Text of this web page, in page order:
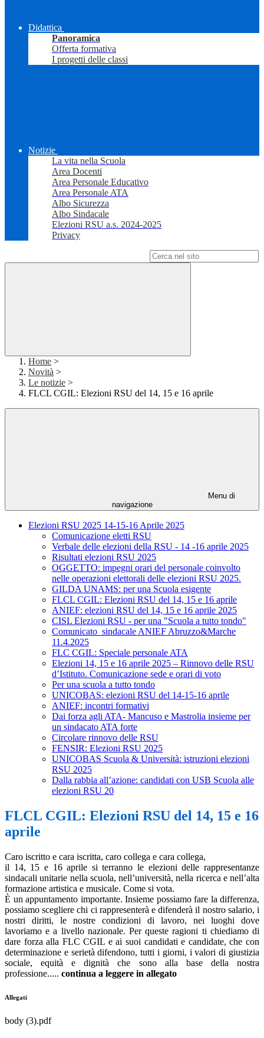
Didattica
Panoramica
Offerta formativa
I progetti delle classi
Notizie
La vita nella Scuola
Area Docenti
Area Personale Educativo
Area Personale ATA
Albo Sicurezza
Albo Sindacale
Elezioni RSU a.s. 2024-2025
Privacy
Home >
Novità >
Le notizie >
FLCL CGIL: Elezioni RSU del 14, 15 e 16 aprile
Menu di
navigazione
Elezioni RSU 2025 14-15-16 Aprile 2025
Comunicazione eletti RSU
Verbale delle elezioni della RSU - 14 -16 aprile 2025
Risultati elezioni RSU 2025
OGGETTO: impegni orari del personale coinvolto
nelle operazioni elettorali delle elezioni RSU 2025.
GILDA UNAMS: per una Scuola esigente
FLCL CGIL: Elezioni RSU del 14, 15 e 16 aprile
ANIEF: elezioni RSU del 14, 15 e 16 aprile 2025
CISL Elezioni RSU - per una "Scuola a tutto tondo"
Comunicato_sindacale ANIEF Abruzzo&Marche
11.4.2025
FLC CGIL: Speciale personale ATA
Elezioni 14, 15 e 16 aprile 2025 – Rinnovo delle RSU
d’Istituto. Comunicazione sede e orari di voto
Per una scuola a tutto tondo
UNICOBAS: elezioni RSU del 14-15-16 aprile
ANIEF: incontri formativi
Dai forza agli ATA- Mancuso e Mastrolia insieme per
un sindacato ATA forte
Circolare rinnovo delle RSU
FENSIR: Elezioni RSU 2025
UNICOBAS Scuola & Università: istruzioni elezioni
RSU 2025
Dalla rabbia all’azione: candidati con USB Scuola alle
elezioni RSU 20
FLCL CGIL: Elezioni RSU del 14, 15 e 16
aprile
Caro iscritto e cara iscritta, caro collega e cara collega,
il 14, 15 e 16 aprile si terranno le elezioni delle rappresentanze
sindacali unitarie nella scuola, nell’università, nella ricerca e nell’alta
formazione artistica e musicale. Come si vota.
È un appuntamento importante. Insieme possiamo fare la differenza,
possiamo scegliere chi ci rappresenterà e difenderà il nostro salario, i
nostri diritti, le nostre condizioni di lavoro, nei luoghi dove
lavoriamo e a livello nazionale. Per queste ragioni ti chiediamo di
dare forza alla FLC CGIL e ai suoi candidati e candidate, che con
determinazione e serietà difendono, tutti i giorni, i valori di giustizia
sociale, equità e dignità che sono alla base della nostra
professione..... continua a leggere in allegato
Allegati
body (3).pdf